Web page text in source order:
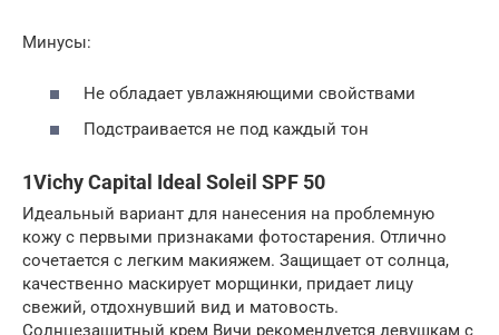
Минусы:
Не обладает увлажняющими свойствами
Подстраивается не под каждый тон
1Vichy Capital Ideal Soleil SPF 50
Идеальный вариант для нанесения на проблемную
кожу с первыми признаками фотостарения. Отлично
сочетается с легким макияжем. Защищает от солнца,
качественно маскирует морщинки, придает лицу
свежий, отдохнувший вид и матовость.
Солнцезащитный крем Вичи рекомендуется девушкам с